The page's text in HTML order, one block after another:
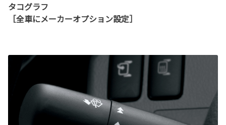
タコグラフ
［全車にメーカーオプション設定］